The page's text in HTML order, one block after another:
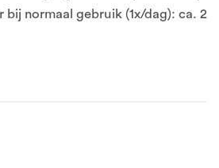
bij normaal gebruik (1x/dag): ca. 2